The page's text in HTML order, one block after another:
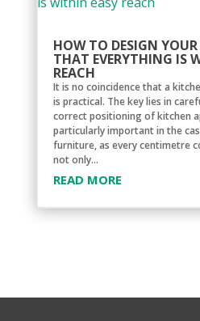
HOW TO DESIGN
THAT EVERYTHING IS
REACH
It is no coincidence that a
is practical. The key lies in
correct positioning of kitchen
particularly important in the
furniture, as every centimetre
not only...
READ MORE